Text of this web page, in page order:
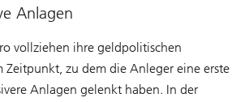
Anlagen
vollziehen ihre geldpolitischen
Zeitpunkt, zu dem die Anleger eine erste
Anlagen gelenkt haben. In der